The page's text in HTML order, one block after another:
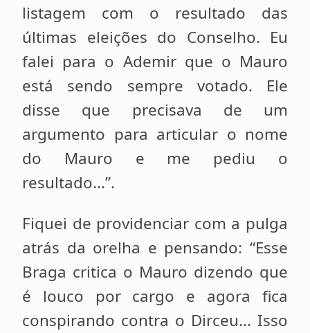
listagem com o resultado das
últimas eleições do Conselho. Eu
falei para o Ademir que o Mauro
está sendo sempre votado. Ele
disse que precisava de um
argumento para articular o nome
do Mauro e me pediu o
resultado...”.
Fiquei de providenciar com a pulga
atrás da orelha e pensando: “Esse
Braga critica o Mauro dizendo que
é louco por cargo e agora fica
conspirando contra o Dirceu... Isso